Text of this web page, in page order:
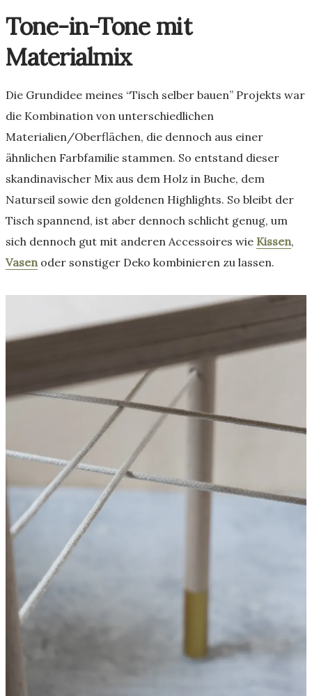
Tone-in-Tone mit
Materialmix
Die Grundidee meines “Tisch selber bauen” Projekts war
die Kombination von unterschiedlichen
Materialien/Oberflächen, die dennoch aus einer
ähnlichen Farbfamilie stammen. So entstand dieser
skandinavischer Mix aus dem Holz in Buche, dem
Naturseil sowie den goldenen Highlights. So bleibt der
Tisch spannend, ist aber dennoch schlicht genug, um
sich dennoch gut mit anderen Accessoires wie Kissen,
Vasenoder sonstiger Deko kombinieren zu lassen.